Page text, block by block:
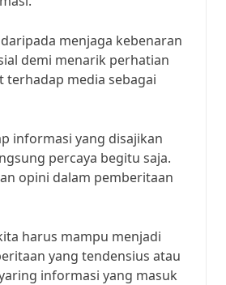
menjaga kebenaran
demi menarik perhatian
terhadap media sebagai
informasi yang disajikan
percaya begitu saja.
opini dalam pemberitaan
harus mampu menjadi
yang tendensius atau
informasi yang masuk